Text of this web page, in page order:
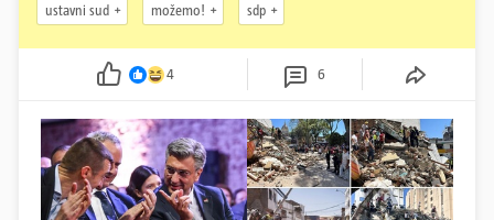
ustavni sud možemo! sdp
4 6